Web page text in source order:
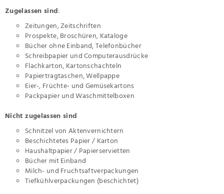
Zugelassen sind:
Zeitungen, Zeitschriften
Prospekte, Broschüren, Kataloge
Bücher ohne Einband, Telefonbücher
Schreibpapier und Computerausdrücke
Flachkarton, Kartonschachteln
Papiertragtaschen, Wellpappe
Eier-, Früchte- und Gemüsekartons
Packpapier und Waschmittelboxen
Nicht zugelassen sind
Schnitzel von Aktenvernichtern
Beschichtetes Papier / Karton
Haushaltpapier / Papierservietten
Bücher mit Einband
Milch- und Fruchtsaftverpackungen
Tiefkühlverpackungen (beschichtet)